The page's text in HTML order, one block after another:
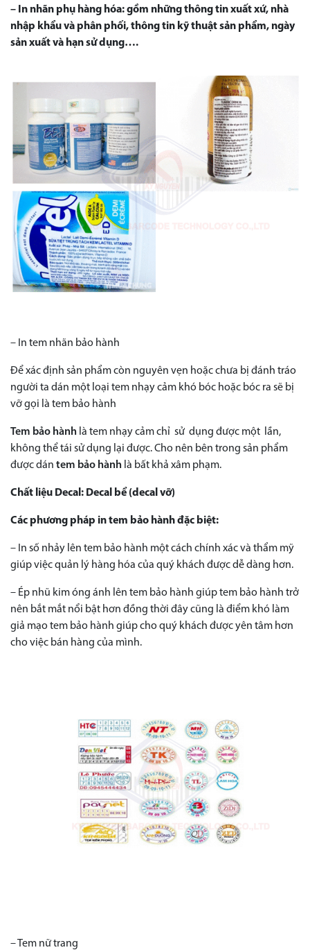
– In nhãn phụ hàng hóa: gồm những thông tin xuất xứ, nhà
nhập khẩu và phân phối, thông tin kỹ thuật sản phẩm, ngày
sản xuất và hạn sử dụng….
– In tem nhãn bảo hành
Để xác định sản phẩm còn nguyên vẹn hoặc chưa bị đánh tráo
người ta dán một loại tem nhạy cảm khó bóc hoặc bóc ra sẽ bị
vỡ gọi là tem bảo hành
Tem bảo hành là tem nhạy cảm chỉ sử dụng được một lần,
không thể tái sử dụng lại được. Cho nên bên trong sản phẩm
được dán tem bảo hành là bất khả xâm phạm.
Chất liệu Decal: Decal bể (decal vỡ)
Các phương pháp in tem bảo hành đặc biệt:
– In số nhảy lên tem bảo hành một cách chính xác và thẩm mỹ
giúp việc quản lý hàng hóa của quý khách được dễ dàng hơn.
– Ép nhũ kim óng ánh lên tem bảo hành giúp tem bảo hành trở
nên bắt mắt nổi bật hơn đồng thời đây cũng là điểm khó làm
giả mạo tem bảo hành giúp cho quý khách được yên tâm hơn
cho việc bán hàng của mình.
– Tem nữ trang